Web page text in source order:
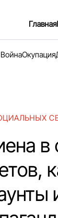
Главная
ВойнаОкупация